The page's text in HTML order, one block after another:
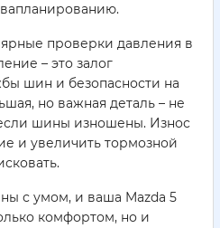
проверки давления в
– это залог
шин и безопасности на
но важная деталь – не
шины изношены. Износ
и увеличить тормозной
с умом, и ваша Mazda 5
комфортом, но и